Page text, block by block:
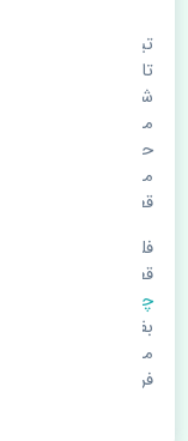
تایوان. قطعات
شوند. اغلب
مستحلک شدن
حوادث نیز می
مجموعه ای به هم
قطعات دیگر تاثیر
فلذا در صورت
قطعات یدکی اقدام
چپ و راست
به
بفرمایید. در صورت
مشورت کنید. سعی
فروشگاه های معتبر